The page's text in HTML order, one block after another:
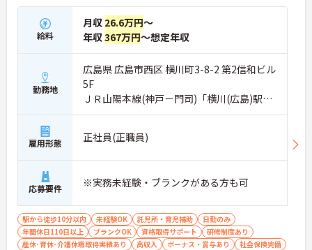
給料
月収 26.6万円～
年収367万円～想定年収
勤務地
広島県 広島市西区 横川町3-8-2 第2信和ビル
5F
ＪＲ山陽本線(神戸－門司)「横川(広島)駅」
徒歩6分
雇用形態 正社員(正職員)
応募要件 ※実務未経験・ブランクがある方も可
駅から徒歩10分以内 未経験OK 託児所・育児補助
日勤のみ
年間休日110日以上
ブランクOK 資格取得サポート
研修制度あり
産休･育休･介護休暇取得実績あり
高収入 ボーナス・賞与あり
社会保険完備